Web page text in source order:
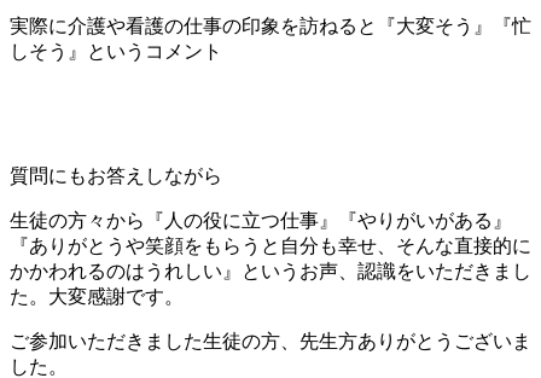
実際に介護や看護の仕事の印象を訪ねると『大変そう』『忙
しそう』というコメント
質問にもお答えしながら
生徒の方々から『人の役に立つ仕事』『やりがいがある』
『ありがとうや笑顔をもらうと自分も幸せ、そんな直接的に
かかわれるのはうれしい』というお声、認識をいただきまし
た。大変感謝です。
ご参加いただきました生徒の方、先生方ありがとうございま
した。